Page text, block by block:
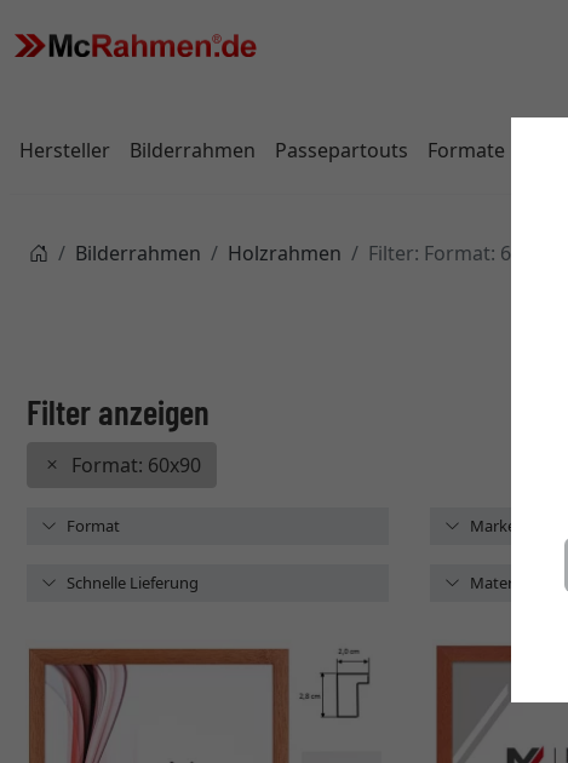
Hersteller Bilderrahmen Passepartouts Formate
Bilderrahmen Holzrahmen Filter: Format: 60x90
Format: 60x90
Format Marke
Schnelle Lieferung Material